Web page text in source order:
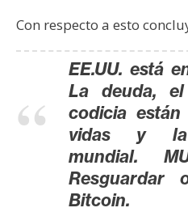
Con respecto a esto
EE.UU. está
La deuda,
codicia están
vidas y la
mundial.
Resguardar
Bitcoin.